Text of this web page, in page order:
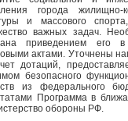
города жилищно-
и массового
важных задач.
приведением его
актами. Уточнены
дотаций,
безопасного
из федерального
Программа в
обороны РФ.